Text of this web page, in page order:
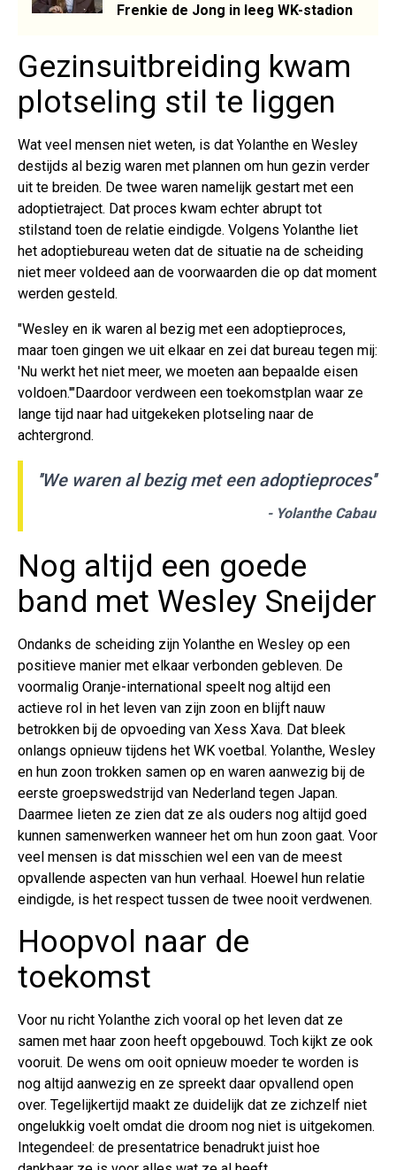
Frenkie de Jong in leeg WK-stadion
Gezinsuitbreiding kwam
plotseling stil te liggen
Wat veel mensen niet weten, is dat Yolanthe en Wesley
destijds al bezig waren met plannen om hun gezin verder
uit te breiden. De twee waren namelijk gestart met een
adoptietraject. Dat proces kwam echter abrupt tot
stilstand toen de relatie eindigde. Volgens Yolanthe liet
het adoptiebureau weten dat de situatie na de scheiding
niet meer voldeed aan de voorwaarden die op dat moment
werden gesteld.
"Wesley en ik waren al bezig met een adoptieproces,
maar toen gingen we uit elkaar en zei dat bureau tegen mij:
'Nu werkt het niet meer, we moeten aan bepaalde eisen
voldoen.'"Daardoor verdween een toekomstplan waar ze
lange tijd naar had uitgekeken plotseling naar de
achtergrond.
''We waren al bezig met een adoptieproces''
- Yolanthe Cabau
Nog altijd een goede
band met Wesley Sneijder
Ondanks de scheiding zijn Yolanthe en Wesley op een
positieve manier met elkaar verbonden gebleven. De
voormalig Oranje-international speelt nog altijd een
actieve rol in het leven van zijn zoon en blijft nauw
betrokken bij de opvoeding van Xess Xava. Dat bleek
onlangs opnieuw tijdens het WK voetbal. Yolanthe, Wesley
en hun zoon trokken samen op en waren aanwezig bij de
eerste groepswedstrijd van Nederland tegen Japan.
Daarmee lieten ze zien dat ze als ouders nog altijd goed
kunnen samenwerken wanneer het om hun zoon gaat. Voor
veel mensen is dat misschien wel een van de meest
opvallende aspecten van hun verhaal. Hoewel hun relatie
eindigde, is het respect tussen de twee nooit verdwenen.
Hoopvol naar de
toekomst
Voor nu richt Yolanthe zich vooral op het leven dat ze
samen met haar zoon heeft opgebouwd. Toch kijkt ze ook
vooruit. De wens om ooit opnieuw moeder te worden is
nog altijd aanwezig en ze spreekt daar opvallend open
over. Tegelijkertijd maakt ze duidelijk dat ze zichzelf niet
ongelukkig voelt omdat die droom nog niet is uitgekomen.
Integendeel: de presentatrice benadrukt juist hoe